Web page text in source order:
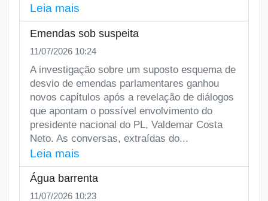
Leia mais
Emendas sob suspeita
11/07/2026 10:24
A investigação sobre um suposto esquema de
desvio de emendas parlamentares ganhou
novos capítulos após a revelação de diálogos
que apontam o possível envolvimento do
presidente nacional do PL, Valdemar Costa
Neto. As conversas, extraídas do...
Leia mais
Água barrenta
11/07/2026 10:23